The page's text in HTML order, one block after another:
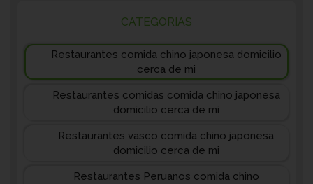
CATEGORIAS
Restaurantes comida chino japonesa domicilio
cerca de mi
Restaurantes comidas comida chino japonesa
domicilio cerca de mi
Restaurantes vasco comida chino japonesa
domicilio cerca de mi
Restaurantes Peruanos comida chino